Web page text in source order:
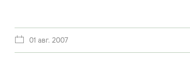
01 авг. 2007